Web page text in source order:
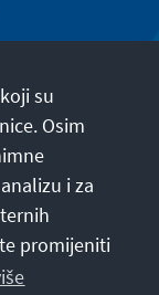
su
Osim
i za
promijeniti